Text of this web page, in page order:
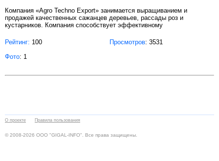
Компания «Agro Techno Export» занимается выращиванием и
продажей качественных сажанцев деревьев, рассады роз и
кустарников. Компания способствует эффективному
Рейтинг: 100 Просмотров: 3531
Фото: 1
О проекте Правила пользования
© 2008-2026 ООО "GIGAL-INFO". Все права защищены.